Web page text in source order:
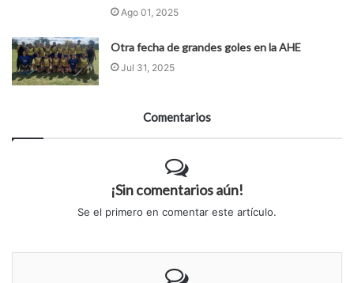
Ago 01, 2025
Otra fecha de grandes goles en la AHE
Jul 31, 2025
Comentarios
¡Sin comentarios aún!
Se el primero en comentar este artículo.